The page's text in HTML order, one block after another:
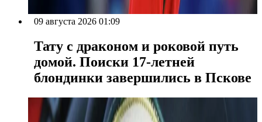
09 августа 2026 01:09
Тату с драконом и роковой путь
домой. Поиски 17-летней
блондинки завершились в Пскове